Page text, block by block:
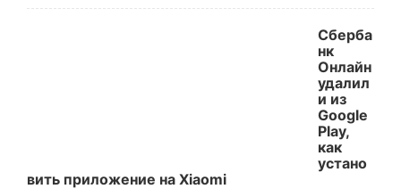
Сберба
нк
Онлайн
удалил
и из
Google
Play,
как
устано
вить приложение на Xiaomi